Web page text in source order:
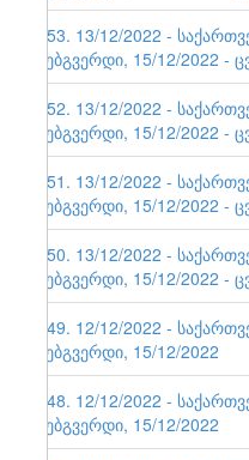
153. 13/12/2022 -
ვებგვერდი, 15/12/2022
152. 13/12/2022 -
ვებგვერდი, 15/12/2022
151. 13/12/2022 -
ვებგვერდი, 15/12/2022
150. 13/12/2022 -
ვებგვერდი, 15/12/2022
149. 12/12/2022 -
ვებგვერდი, 15/12/2022
148. 12/12/2022 -
ვებგვერდი, 15/12/2022